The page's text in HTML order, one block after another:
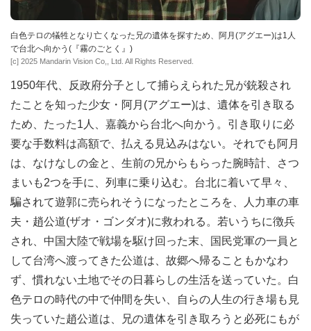
白色テロの犠牲となり亡くなった兄の遺体を探すため、阿月(アグエー)は1人
で台北へ向かう(『霧のごとく』)
[c] 2025 Mandarin Vision Co,, Ltd. All Rights Reserved.
1950年代、反政府分子として捕らえられた兄が銃殺され
たことを知った少女・阿月(アグエー)は、遺体を引き取る
ため、たった1人、嘉義から台北へ向かう。引き取りに必
要な手数料は高額で、払える見込みはない。それでも阿月
は、なけなしの金と、生前の兄からもらった腕時計、さつ
まいも2つを手に、列車に乗り込む。台北に着いて早々、
騙されて遊郭に売られそうになったところを、人力車の車
夫・趙公道(ザオ・ゴンダオ)に救われる。若いうちに徴兵
され、中国大陸で戦場を駆け回った末、国民党軍の一員と
して台湾へ渡ってきた公道は、故郷へ帰ることもかなわ
ず、慣れない土地でその日暮らしの生活を送っていた。白
色テロの時代の中で仲間を失い、自らの人生の行き場も見
失っていた趙公道は、兄の遺体を引き取ろうと必死にもが